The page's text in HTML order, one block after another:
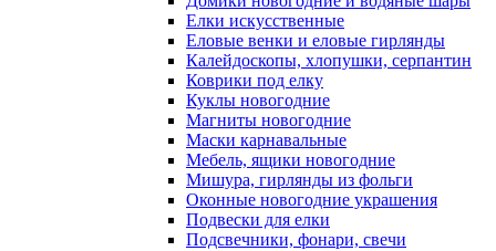
Елки искусственные
Еловые венки и еловые гирлянды
Калейдоскопы, хлопушки, серпантин
Коврики под елку
Куклы новогодние
Магниты новогодние
Маски карнавальные
Мебель, ящики новогодние
Мишура, гирлянды из фольги
Оконные новогодние украшения
Подвески для елки
Подсвечники, фонари, свечи